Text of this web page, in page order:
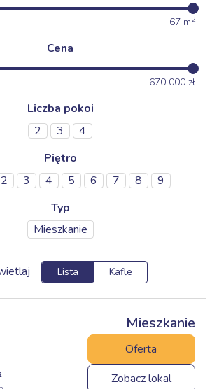
Typ
Mieszkanie
67 m2
Cena
670 000 zł
Liczba pokoi
2
3
4
Piętro
2 3 4 5 6 7 8 9
Mieszkanie
Oferta
Zobacz lokal